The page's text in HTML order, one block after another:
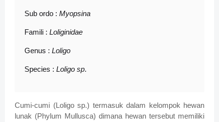
Sub ordo : Myopsina
Famili : Loliginidae
Genus : Loligo
Species : Loligo sp.
Cumi-cumi (Loligo sp.) termasuk dalam kelompok hewan
lunak (Phylum Mullusca) dimana hewan tersebut memiliki